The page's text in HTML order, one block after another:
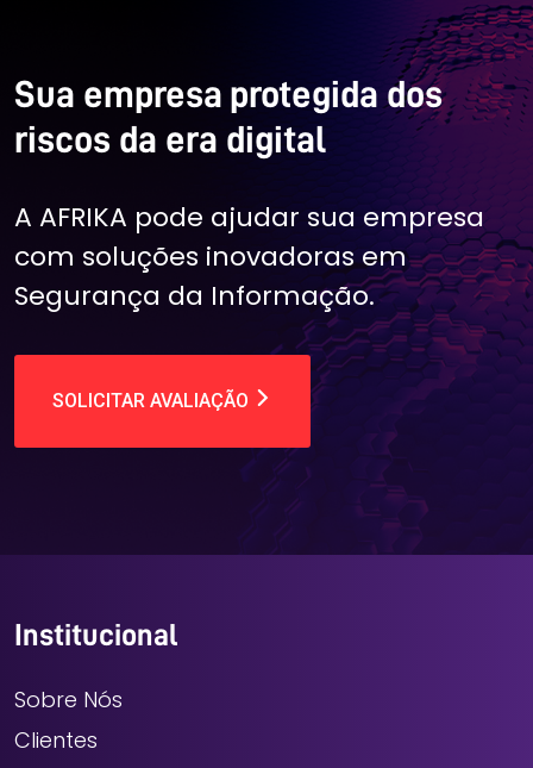
Sua empresa protegida dos
riscos da era digital
A AFRIKA pode ajudar sua empresa
com soluções inovadoras em
Segurança da Informação.
SOLICITAR AVALIAÇÃO
Institucional
Sobre Nós
Clientes